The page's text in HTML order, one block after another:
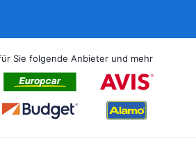
Sie folgende Anbieter und mehr